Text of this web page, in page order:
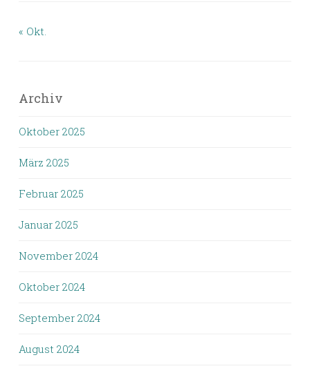
« Okt.
Archiv
Oktober 2025
März 2025
Februar 2025
Januar 2025
November 2024
Oktober 2024
September 2024
August 2024